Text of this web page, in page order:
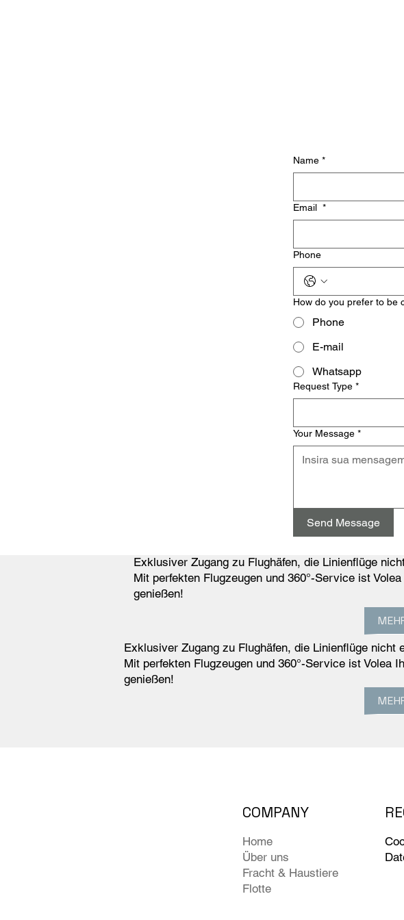
Name *
Email *
Phone
How do you prefer to be
Phone
E-mail
Whatsapp
Request Type *
Your Message *
Send Message
Exklusiver Zugang zu Flughäfen, die Linienflüge
Mit perfekten Flugzeugen und 360°-Service ist
genießen!
Exklusiver Zugang zu Flughäfen, die Linienflüge nicht
Mit perfekten Flugzeugen und 360°-Service ist Volea
genießen!
Home
Über uns
Fracht & Haustiere
Flotte
COMPANY